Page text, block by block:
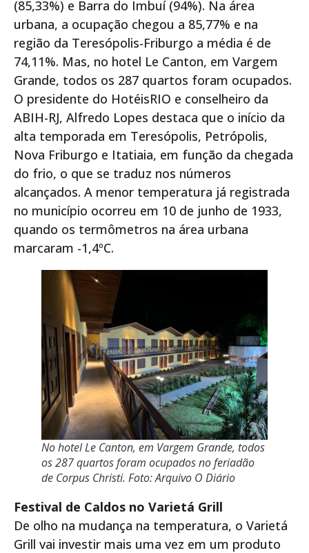
(85,33%) e Barra do Imbuí (94%). Na área
urbana, a ocupação chegou a 85,77% e na
região da Teresópolis-Friburgo a média é de
74,11%. Mas, no hotel Le Canton, em Vargem
Grande, todos os 287 quartos foram ocupados.
O presidente do HotéisRIO e conselheiro da
ABIH-RJ, Alfredo Lopes destaca que o início da
alta temporada em Teresópolis, Petrópolis,
Nova Friburgo e Itatiaia, em função da chegada
do frio, o que se traduz nos números
alcançados. A menor temperatura já registrada
no município ocorreu em 10 de junho de 1933,
quando os termômetros na área urbana
marcaram -1,4ºC.
No hotel Le Canton, em Vargem Grande, todos
os 287 quartos foram ocupados no feriadão
de Corpus Christi. Foto: Arquivo O Diário
Festival de Caldos no Varietá Grill
De olho na mudança na temperatura, o Varietá
Grill vai investir mais uma vez em um produto